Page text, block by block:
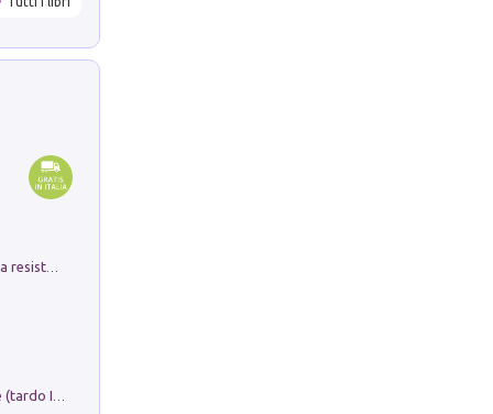
Memorial Santa Giulia. Sculture per la resistenza Monchio di Palagano